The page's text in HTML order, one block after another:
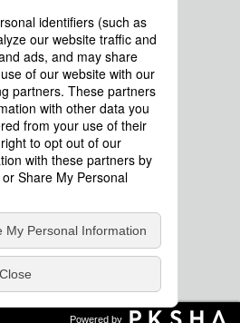
免責事項
会社概要
Powered by